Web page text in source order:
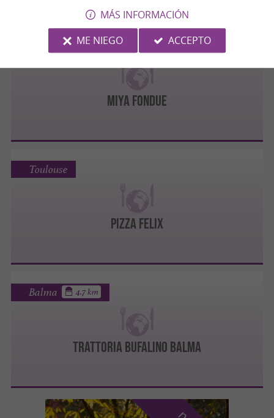
Miya Fondue
Toulouse
Pizza Felix
Toulouse
Trattoria Bufalino Balma
Balma 4.7 km
MÁS INFORMACIÓN
ME NIEGO
ACCEPTO